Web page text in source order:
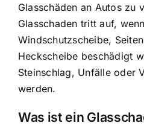
Glasschäden an Autos zu
Glasschaden tritt auf,
Windschutzscheibe,
Heckscheibe beschädigt
Steinschlag, Unfälle oder
werden.
Was ist ein